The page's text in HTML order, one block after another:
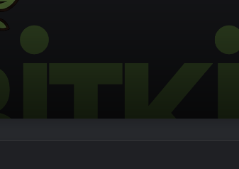
Sosyox, Sosyal Medyada Büyümenin
Güvenilir Adresi Olarak Öne Çıkıyor
Şafak Sezer’den “Form” Çıkartması: